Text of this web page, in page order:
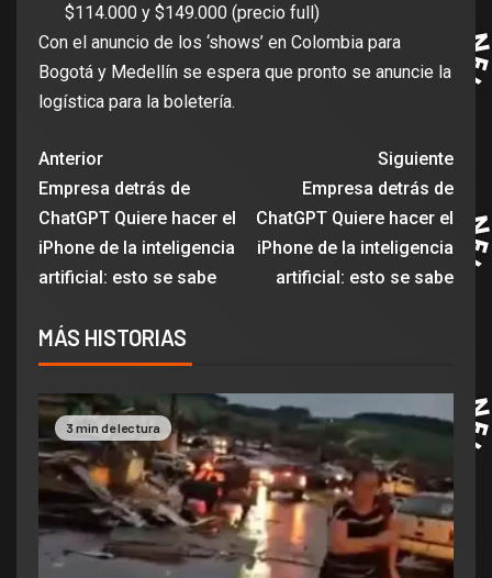
$114.000 y $149.000 (precio full)
Con el anuncio de los ‘shows’ en Colombia para
Bogotá y Medellín se espera que pronto se anuncie la
logística para la boletería.
Anterior
Empresa detrás de
ChatGPT Quiere hacer el
iPhone de la inteligencia
artificial: esto se sabe
Siguiente
Empresa detrás de
ChatGPT Quiere hacer el
iPhone de la inteligencia
artificial: esto se sabe
MÁS HISTORIAS
3 min de lectura